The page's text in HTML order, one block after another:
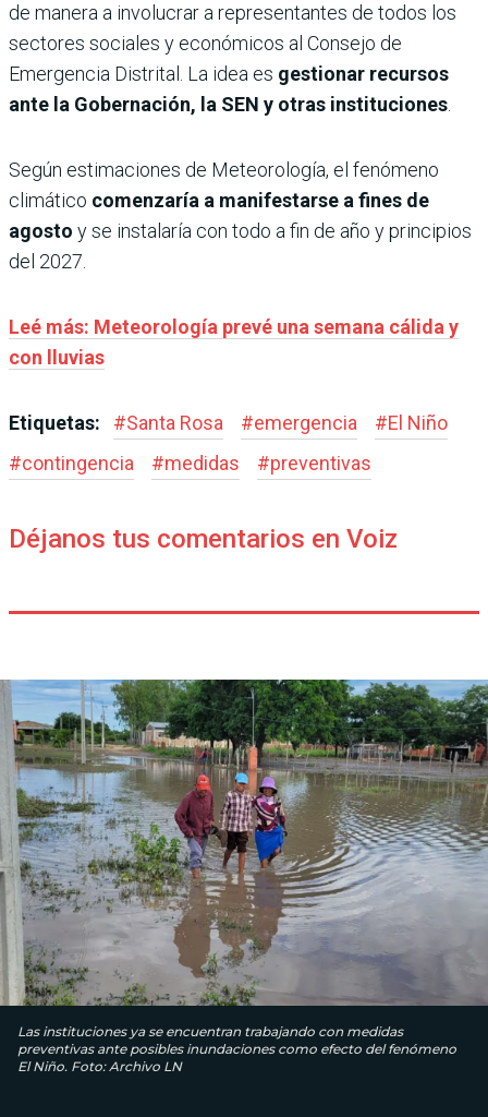
de manera a involucrar a representantes de todos los
sectores sociales y económicos al Consejo de
Emergencia Distrital. La idea es gestionar recursos
ante la Gobernación, la SEN y otras instituciones.
Según estimaciones de Meteorología, el fenómeno
climático comenzaría a manifestarse a fines de
agosto y se instalaría con todo a fin de año y principios
del 2027.
Leé más: Meteorología prevé una semana cálida y
con lluvias
Etiquetas: #Santa Rosa #emergencia #El Niño
#contingencia #medidas #preventivas
Déjanos tus comentarios en Voiz
Las instituciones ya se encuentran trabajando con medidas
preventivas ante posibles inundaciones como efecto del fenómeno
El Niño. Foto: Archivo LN